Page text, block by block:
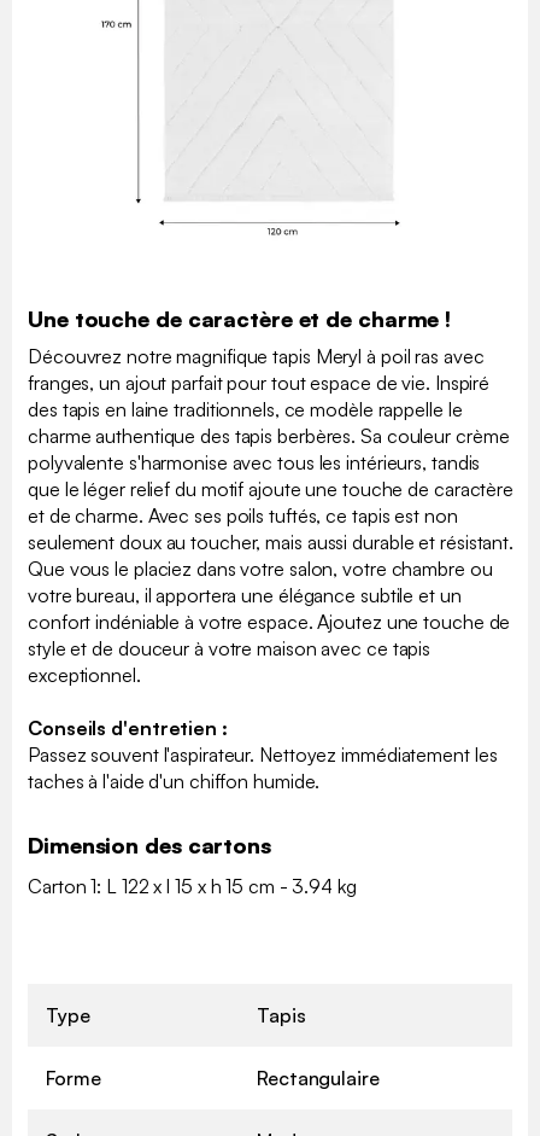
Une touche de caractère et de charme !
Découvrez notre magnifique tapis Meryl à poil ras avec
franges, un ajout parfait pour tout espace de vie. Inspiré
des tapis en laine traditionnels, ce modèle rappelle le
charme authentique des tapis berbères. Sa couleur crème
polyvalente s'harmonise avec tous les intérieurs, tandis
que le léger relief du motif ajoute une touche de caractère
et de charme. Avec ses poils tuftés, ce tapis est non
seulement doux au toucher, mais aussi durable et résistant.
Que vous le placiez dans votre salon, votre chambre ou
votre bureau, il apportera une élégance subtile et un
confort indéniable à votre espace. Ajoutez une touche de
style et de douceur à votre maison avec ce tapis
exceptionnel.
Conseils d'entretien :
Passez souvent l'aspirateur. Nettoyez immédiatement les
taches à l'aide d'un chiffon humide.
Dimension des cartons
Carton 1: L 122 x l 15 x h 15 cm - 3.94 kg
Type Tapis
Forme Rectangulaire